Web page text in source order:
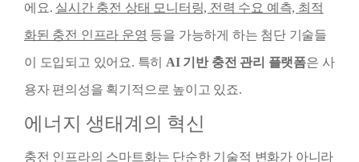
에요. 실시간 충전 상태 모니터링, 전력 수요 예측, 최적
화된 충전 인프라 운영 등을 가능하게 하는 첨단 기술들
이 도입되고 있어요. 특히 AI 기반 충전 관리 플랫폼은 사
용자 편의성을 획기적으로 높이고 있죠.
에너지 생태계의 혁신
충전 인프라의 스마트화는 단순한 기술적 변화가 아니라